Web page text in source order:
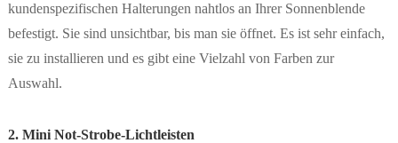
kundenspezifischen Halterungen nahtlos an Ihrer Sonnenblende
befestigt. Sie sind unsichtbar, bis man sie öffnet. Es ist sehr einfach,
sie zu installieren und es gibt eine Vielzahl von Farben zur
Auswahl.
2. Mini Not-Strobe-Lichtleisten